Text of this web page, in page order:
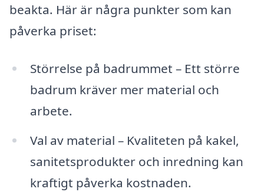
beakta. Här är några punkter som kan
påverka priset:
Störrelse på badrummet – Ett större
badrum kräver mer material och
arbete.
Val av material – Kvaliteten på kakel,
sanitetsprodukter och inredning kan
kraftigt påverka kostnaden.